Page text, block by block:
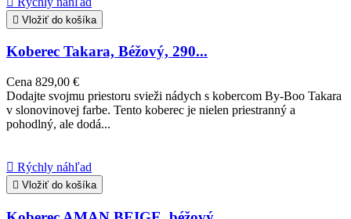
 Vložiť do košíka
Koberec Takara, Béžový, 290...
Cena 829,00 €
Dodajte svojmu priestoru svieži nádych s kobercom By-Boo Takara
v slonovinovej farbe. Tento koberec je nielen priestranný a
pohodlný, ale dodá...
 Rýchly náhľad
 Vložiť do košíka